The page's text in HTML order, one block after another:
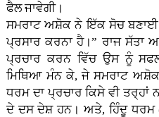
ਫੈਲ ਜਾਵੇਗੀ।
ਸਮਰਾਟ ਅਸ਼ੋਕ ਨੇ ਇੱਕ ਸੋਚ ਬਣਾਈ
ਪ੍ਰਸਾਰ ਕਰਨਾ ਹੈ।” ਰਾਜ ਸੱਤਾ
ਪ੍ਰਚਾਰ ਕਰਨ ਵਿੱਚ ਉਸ ਨੂੰ
ਮਿਥਿਆ ਮੰਨ ਕੇ, ਜੇ ਸਮਰਾਟ ਅਸ਼ੋਕ
ਧਰਮ ਦਾ ਪ੍ਰਚਾਰ ਕਿਸੇ ਵੀ
ਦੇ ਦਸ ਦੇਸ਼ ਹਨ। ਅਤੇ, ਹਿੰਦੂ ਧਰਮ